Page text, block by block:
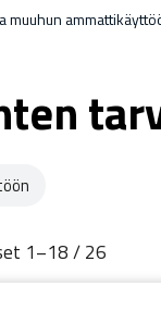
muuhun
1–18 / 26